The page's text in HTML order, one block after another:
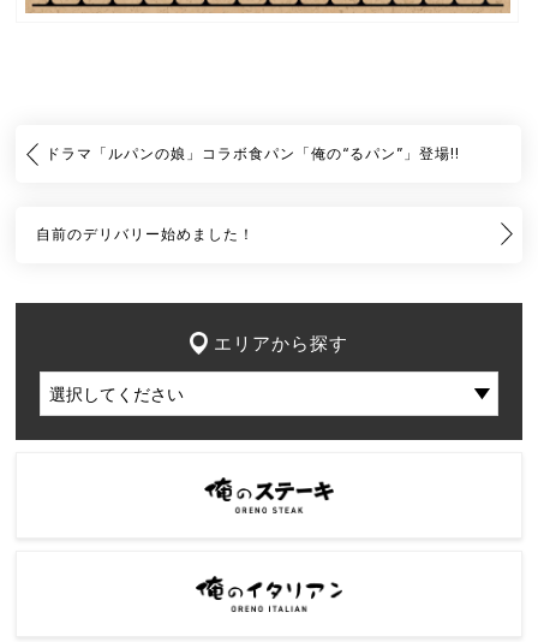
ドラマ「ルパンの娘」コラボ食パン「俺の“るパン”」登場!!
自前のデリバリー始めました！
エリアから探す